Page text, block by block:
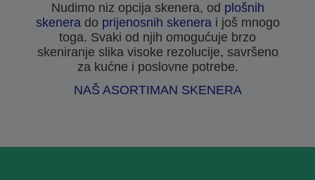
Nudimo niz opcija skenera, od plošnih
skenerado prijenosnih skenerai još mnogo
toga. Svaki od njih omogućuje brzo
skeniranje slika visoke rezolucije, savršeno
za kućne i poslovne potrebe.
NAŠ ASORTIMAN SKENERA